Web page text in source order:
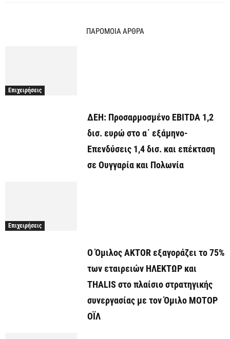
ΠΑΡΟΜΟΙΑ ΑΡΘΡΑ
Επιχειρήσεις
ΔΕΗ: Προσαρμοσμένο EBITDA 1,2
δισ. ευρώ στο α΄ εξάμηνο-
Επενδύσεις 1,4 δισ. και επέκταση
σε Ουγγαρία και Πολωνία
Επιχειρήσεις
Ο Όμιλος AKTOR εξαγοράζει το 75%
των εταιρειών ΗΛΕΚΤΩΡ και
THALIS στο πλαίσιο στρατηγικής
συνεργασίας με τον Όμιλο ΜΟΤΟΡ
ΟΪΛ